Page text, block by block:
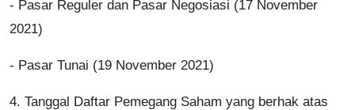
- Pasar Reguler dan Pasar Negosiasi (17 November
2021)
- Pasar Tunai (19 November 2021)
4. Tanggal Daftar Pemegang Saham yang berhak atas